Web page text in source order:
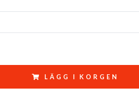
LÄGG I KORGEN